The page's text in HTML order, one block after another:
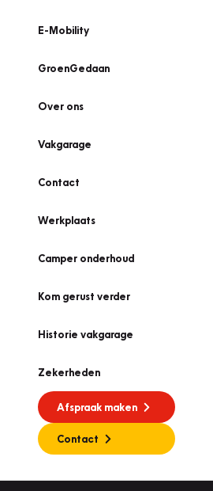
E-Mobility
GroenGedaan
Over ons
Vakgarage
Contact
Werkplaats
Camper onderhoud
Kom gerust verder
Historie vakgarage
Zekerheden
Afspraak maken
Contact